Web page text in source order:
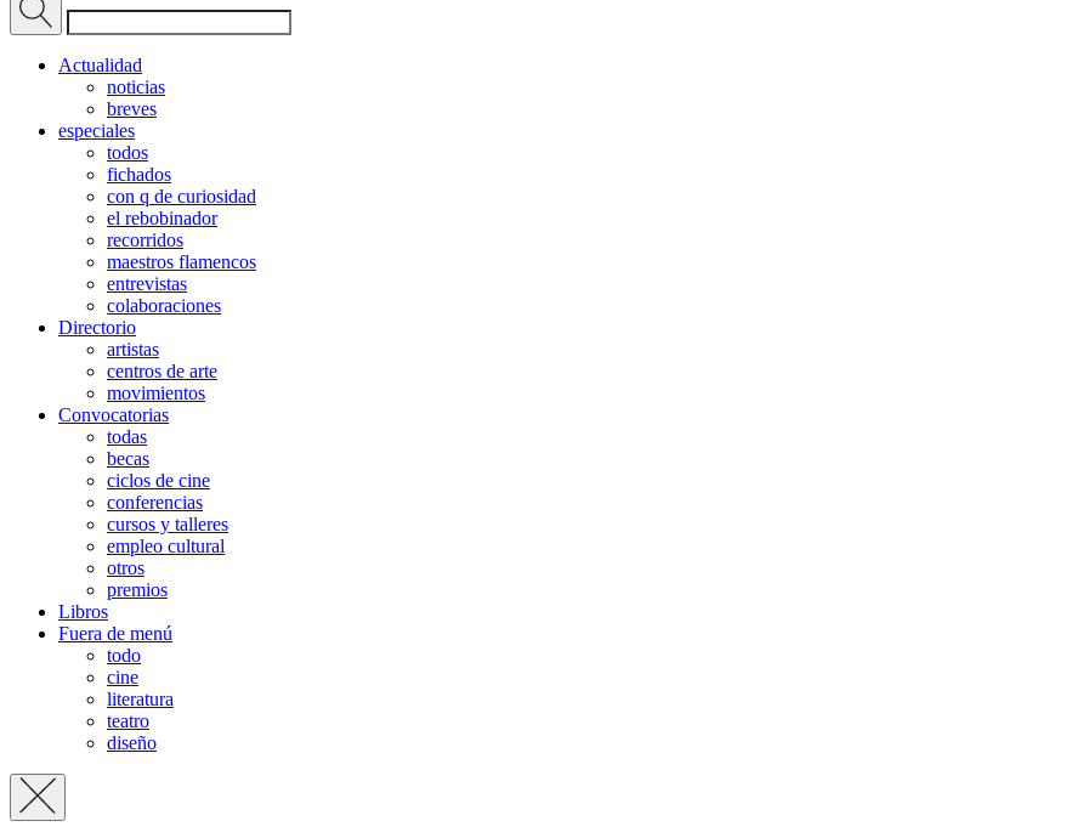
Actualidad
noticias
breves
especiales
todos
fichados
con q de curiosidad
el rebobinador
recorridos
maestros flamencos
entrevistas
colaboraciones
Directorio
artistas
centros de arte
movimientos
Convocatorias
todas
becas
ciclos de cine
conferencias
cursos y talleres
empleo cultural
otros
premios
Libros
Fuera de menú
todo
cine
literatura
teatro
diseño